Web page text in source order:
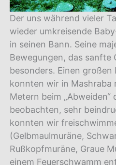
Der uns während vieler
wieder umkreisende
in seinen Bann. Seine
Bewegungen, das sanfte
besonders. Einen großen
konnten wir in Mashraba
Metern beim „Abweiden“
beobachten, sehr
konnten wir
(Gelbmaulmuräne,
Rußkopfmuräne, Graue
einem Feuerschwamm